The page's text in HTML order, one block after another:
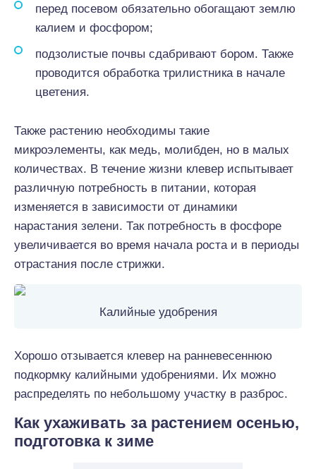
перед посевом обязательно обогащают землю
калием и фосфором;
подзолистые почвы сдабривают бором. Также
проводится обработка трилистника в начале
цветения.
Также растению необходимы такие
микроэлементы, как медь, молибден, но в малых
количествах. В течение жизни клевер испытывает
различную потребность в питании, которая
изменяется в зависимости от динамики
нарастания зелени. Так потребность в фосфоре
увеличивается во время начала роста и в периоды
отрастания после стрижки.
Калийные удобрения
Хорошо отзывается клевер на ранневесеннюю
подкормку калийными удобрениями. Их можно
распределять по небольшому участку в разброс.
Как ухаживать за растением осенью,
подготовка к зиме